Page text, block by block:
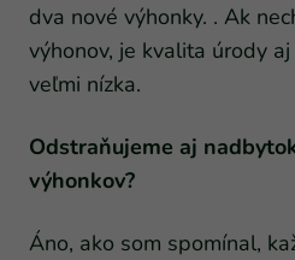
dva nové výhonky. . Ak
výhonov, je kvalita úrody
veľmi nízka.
Odstraňujeme aj
výhonkov?
Áno, ako som spomínal,